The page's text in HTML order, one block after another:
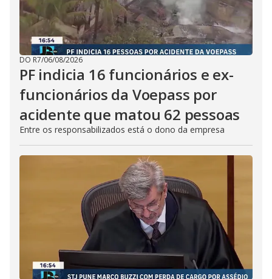
DO R7/06/08/2026
PF indicia 16 funcionários e ex-
funcionários da Voepass por
acidente que matou 62 pessoas
Entre os responsabilizados está o dono da empresa